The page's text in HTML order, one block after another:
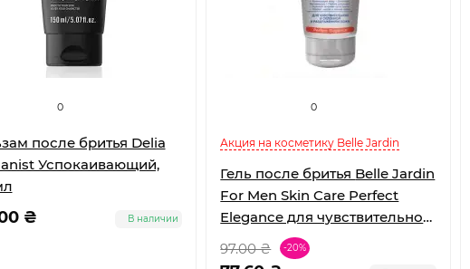
0
после бритья Delia
Успокаивающий,
₴ В наличии
0
Акция на косметику Belle Jardin
Гель после бритья Belle Jardin
For Men Skin Care Perfect
Elegance для чувствительной
склонной к раздражению
кожи 200 мл
97.00 ₴ -20%